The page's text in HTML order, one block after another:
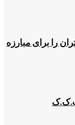
را برای مبارزه
پ.ک.ک